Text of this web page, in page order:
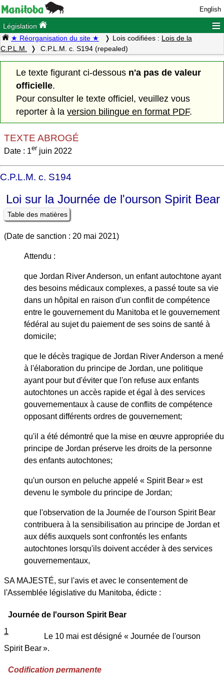
English
Législation ≡
★ Réorganisation du site ★ Lois codifiées : Lois de la
C.P.L.M.
C.P.L.M. c. S194 (repealed)
Le texte figurant ci-dessous n'a pas de valeur
officielle.
Pour consulter le texte officiel, veuillez vous
reporter à laversion bilingue en format PDF.
TEXTE ABROGÉ
Date : 1er juin 2022
C.P.L.M. c. S194
Loi sur la Journée de l'ourson Spirit Bear
Table des matières
(Date de sanction : 20 mai 2021)
Attendu :
que Jordan River Anderson, un enfant autochtone ayant
des besoins médicaux complexes, a passé toute sa vie
dans un hôpital en raison d'un conflit de compétence
entre le gouvernement du Manitoba et le gouvernement
fédéral au sujet du paiement de ses soins de santé à
domicile;
que le décès tragique de Jordan River Anderson a mené
à l'élaboration du principe de Jordan, une politique
ayant pour but d'éviter que l'on refuse aux enfants
autochtones un accès rapide et égal à des services
gouvernementaux à cause de conflits de compétence
opposant différents ordres de gouvernement;
qu'il a été démontré que la mise en œuvre appropriée du
principe de Jordan préserve les droits de la personne
des enfants autochtones;
qu'un ourson en peluche appelé « Spirit Bear » est
devenu le symbole du principe de Jordan;
que l'observation de la Journée de l'ourson Spirit Bear
contribuera à la sensibilisation au principe de Jordan et
aux défis auxquels sont confrontés les enfants
autochtones lorsqu'ils doivent accéder à des services
gouvernementaux,
SA MAJESTÉ, sur l'avis et avec le consentement de
l'Assemblée législative du Manitoba, édicte :
Journée de l'ourson Spirit Bear
1
Le 10 mai est désigné « Journée de l'ourson
Spirit Bear ».
Codification permanente